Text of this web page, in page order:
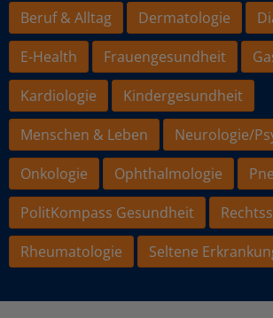
Beruf & Alltag
Dermatologie
E-Health
Frauengesundheit
Kardiologie
Kindergesundheit
Menschen & Leben
Neurologie/
Onkologie
Ophthalmologie
PolitKompass Gesundheit
Rheumatologie
Seltene